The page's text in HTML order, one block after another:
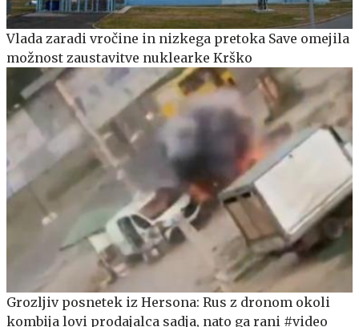
Vlada zaradi vročine in nizkega pretoka Save omejila
možnost zaustavitve nuklearke Krško
Grozljiv posnetek iz Hersona: Rus z dronom okoli
kombija lovi prodajalca sadja, nato ga rani #video